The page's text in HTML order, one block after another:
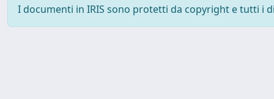
I documenti in IRIS sono protetti da copyright e tutti i